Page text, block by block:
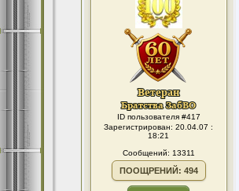
ID пользователя #417
Зарегистрирован: 20.04.07 :
18:21
Сообщений: 13311
ПООЩРЕНИЙ: 494